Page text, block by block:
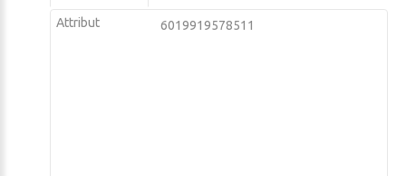
Attribut 6019919578511